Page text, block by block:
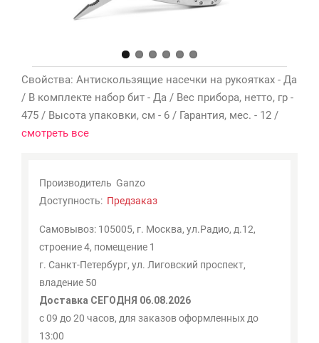
Свойства: Антискользящие насечки на рукоятках - Да
/ В комплекте набор бит - Да / Вес прибора, нетто, гр -
475 / Высота упаковки, см - 6 / Гарантия, мес. - 12 /
смотреть все
Производитель Ganzo
Доступность: Предзаказ
Самовывоз: 105005, г. Москва, ул.Радио, д.12,
строение 4, помещение 1
г. Санкт-Петербург, ул. Лиговский проспект,
владение 50
Доставка СЕГОДНЯ 06.08.2026
с 09 до 20 часов, для заказов оформленных до
13:00